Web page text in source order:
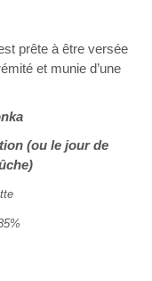
prête à être versée
et munie d’une
(ou le jour de